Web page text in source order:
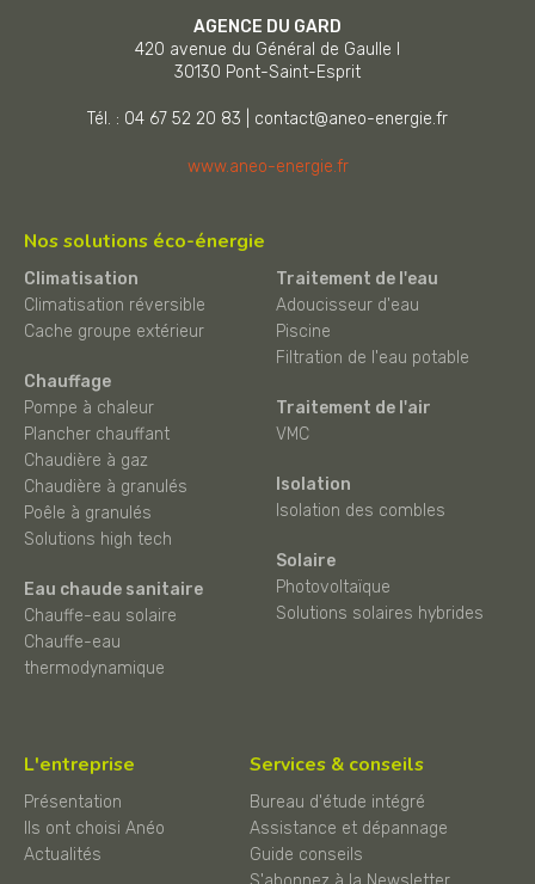
AGENCE DU GARD
420 avenue du Général de Gaulle I
30130 Pont-Saint-Esprit
Tél. : 04 67 52 20 83 contact@aneo-energie.fr
www.aneo-energie.fr
Nos solutions éco-énergie
Climatisation
Climatisation réversible
Cache groupe extérieur
Chauffage
Pompe à chaleur
Plancher chauffant
Chaudière à gaz
Chaudière à granulés
Poêle à granulés
Solutions high tech
Eau chaude sanitaire
Chauffe-eau solaire
Chauffe-eau
thermodynamique
Traitement de l'eau
Adoucisseur d'eau
Piscine
Filtration de l'eau potable
Traitement de l'air
VMC
Isolation
Isolation des combles
Solaire
Photovoltaïque
Solutions solaires hybrides
L'entreprise
Présentation
Ils ont choisi Anéo
Actualités
Services & conseils
Bureau d'étude intégré
Assistance et dépannage
Guide conseils